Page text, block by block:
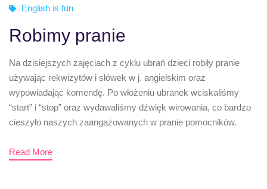
English is fun
Robimy pranie
Na dzisiejszych zajęciach z cyklu ubrań dzieci robiły pranie
używając rekwizytów i słówek w j. angielskim oraz
wypowiadając komendę. Po włożeniu ubranek wciskaliśmy
“start” i “stop” oraz wydawaliśmy dźwięk wirowania, co bardzo
cieszyło naszych zaangażowanych w pranie pomocników.
Read More